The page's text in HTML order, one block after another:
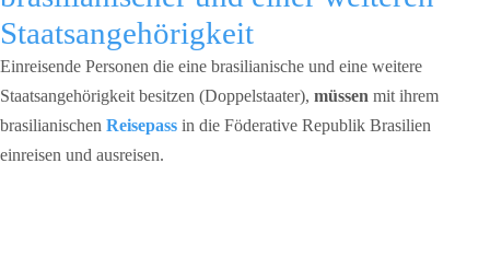
Staatsangehörigkeit
Einreisende Personen die eine brasilianische und eine weitere
Staatsangehörigkeit besitzen (Doppelstaater), müssen mit ihrem
brasilianischen Reisepass in die Föderative Republik Brasilien
einreisen und ausreisen.